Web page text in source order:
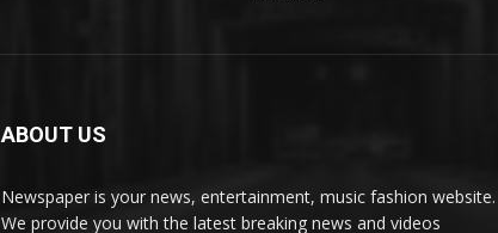
ABOUT US
Newspaper is your news, entertainment, music fashion website.
We provide you with the latest breaking news and videos